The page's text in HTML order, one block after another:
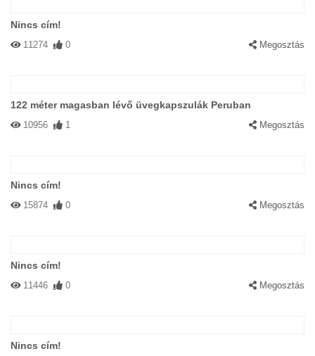
Nincs cím!
11274 0 Megosztás
122 méter magasban lévő üvegkapszulák Peruban
10956 1 Megosztás
Nincs cím!
15874 0 Megosztás
Nincs cím!
11446 0 Megosztás
Nincs cím!